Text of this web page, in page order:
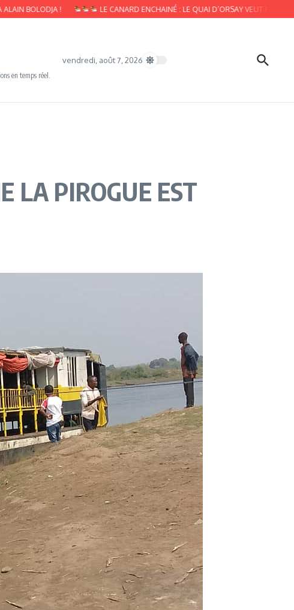
! LE CANARD ENCHAINÉ : LE QUAI D’ORSAY VEUT PROMOUVOIR
en temps réel.
vendredi, août 7, 2026
LA PIROGUE EST